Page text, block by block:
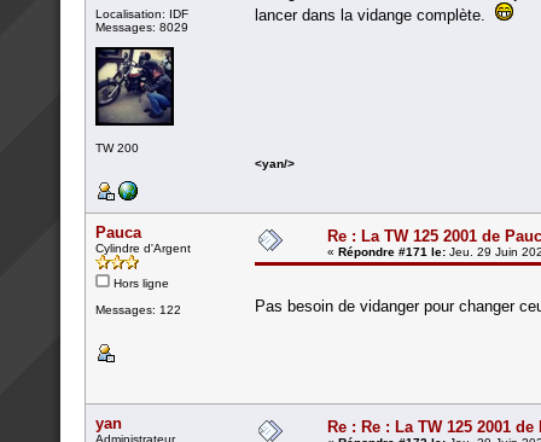
Localisation: IDF
Messages: 8029
TW 200
lancer dans la vidange complète.
<yan/>
Pauca
Cylindre d'Argent
Hors ligne
Messages: 122
Re : La TW 125 2001 de
« Répondre #171 le: Jeu. 29 Juin
Pas besoin de vidanger pour changer
yan
Administrateur
Re : Re : La TW 125 2001 de